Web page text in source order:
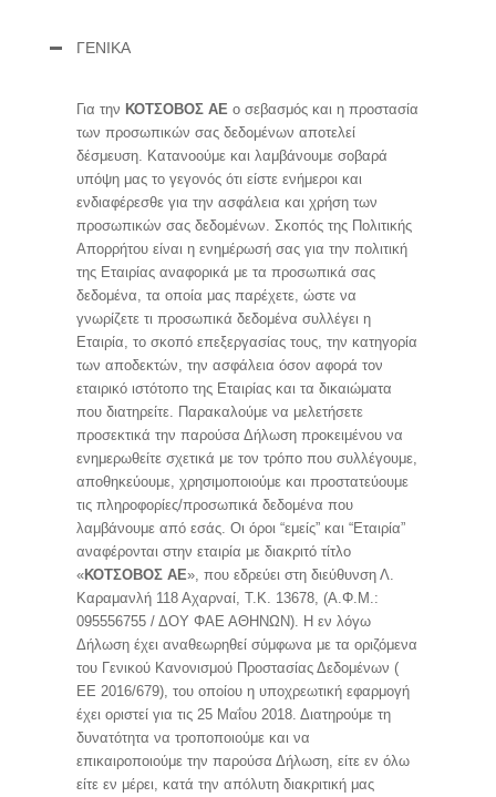
ΓΕΝΙΚΑ
Για την ΚΟΤΣΟΒΟΣ ΑΕ ο σεβασμός και η προστασία
των προσωπικών σας δεδομένων αποτελεί
δέσμευση. Κατανοούμε και λαμβάνουμε σοβαρά
υπόψη μας το γεγονός ότι είστε ενήμεροι και
ενδιαφέρεσθε για την ασφάλεια και χρήση των
προσωπικών σας δεδομένων. Σκοπός της Πολιτικής
Απορρήτου είναι η ενημέρωσή σας για την πολιτική
της Εταιρίας αναφορικά με τα προσωπικά σας
δεδομένα, τα οποία μας παρέχετε, ώστε να
γνωρίζετε τι προσωπικά δεδομένα συλλέγει η
Εταιρία, το σκοπό επεξεργασίας τους, την κατηγορία
των αποδεκτών, την ασφάλεια όσον αφορά τον
εταιρικό ιστότοπο της Εταιρίας και τα δικαιώματα
που διατηρείτε. Παρακαλούμε να μελετήσετε
προσεκτικά την παρούσα Δήλωση προκειμένου να
ενημερωθείτε σχετικά με τον τρόπο που συλλέγουμε,
αποθηκεύουμε, χρησιμοποιούμε και προστατεύουμε
τις πληροφορίες/προσωπικά δεδομένα που
λαμβάνουμε από εσάς. Οι όροι “εμείς” και “Εταιρία”
αναφέρονται στην εταιρία με διακριτό τίτλο
«ΚΟΤΣΟΒΟΣ ΑΕ», που εδρεύει στη διεύθυνση Λ.
Καραμανλή 118 Αχαρναί, Τ.Κ. 13678, (Α.Φ.Μ.:
095556755 / ΔΟΥ ΦΑΕ ΑΘΗΝΩΝ). Η εν λόγω
Δήλωση έχει αναθεωρηθεί σύμφωνα με τα οριζόμενα
του Γενικού Κανονισμού Προστασίας Δεδομένων (
ΕΕ 2016/679), του οποίου η υποχρεωτική εφαρμογή
έχει οριστεί για τις 25 Μαΐου 2018. Διατηρούμε τη
δυνατότητα να τροποποιούμε και να
επικαιροποιούμε την παρούσα Δήλωση, είτε εν όλω
είτε εν μέρει, κατά την απόλυτη διακριτική μας